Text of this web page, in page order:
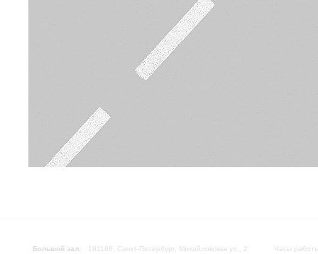
Большой зал:
191186, Санкт-Петербург, Михайловская ул., 2
Часы